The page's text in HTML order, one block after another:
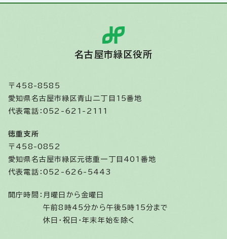
名古屋市緑区役所
〒458-8585
愛知県名古屋市緑区青山二丁目15番地
代表電話：052-621-2111
徳重支所
〒458-0852
愛知県名古屋市緑区元徳重一丁目401番地
代表電話：052-626-5443
開庁時間： 月曜日から金曜日
午前8時45分から午後5時15分まで
休日・祝日・年末年始を除く